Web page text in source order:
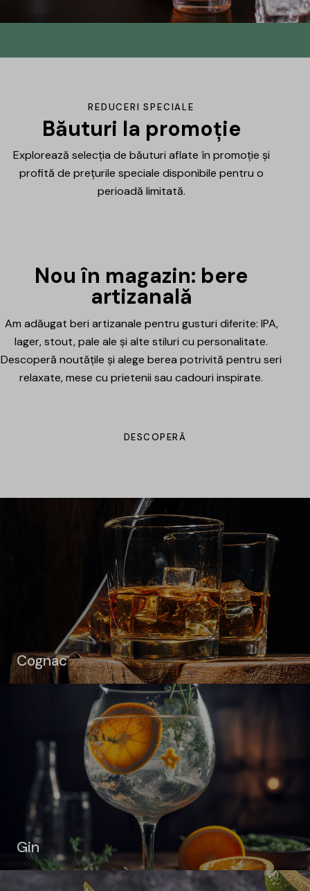
DrinksHub
mulțumire ți-am pregătit un mic cadou.
Află mai multe
REDUCERI SPECIALE
Băuturi la promoție
Explorează selecția de băuturi aflate în promoție și
profită de prețurile speciale disponibile pentru o
perioadă limitată.
Nou în magazin: bere
artizanală
Am adăugat beri artizanale pentru gusturi diferite: IPA,
lager, stout, pale ale și alte stiluri cu personalitate.
Descoperă noutățile și alege berea potrivită pentru seri
relaxate, mese cu prietenii sau cadouri inspirate.
DESCOPERĂ
Cognac
Gin